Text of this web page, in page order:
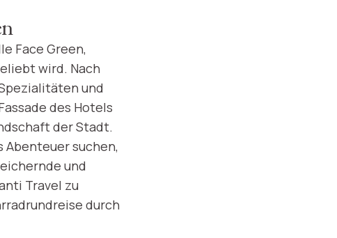
Face Green,
wird. Nach
und
des Hotels
der Stadt.
Abenteuer suchen,
und
Travel zu
durch